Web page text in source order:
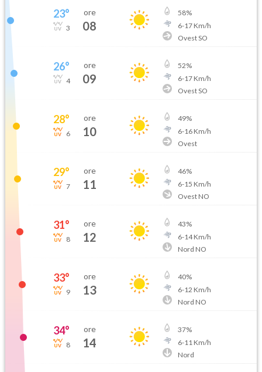
23°
3
ore
08
58%
6-17Km/h
Ovest SO
26°
4
ore
09
52%
6-17Km/h
Ovest SO
28°
6
ore
10
49%
6-16Km/h
Ovest
29°
7
ore
11
46%
6-15 Km/h
Ovest NO
31°
8
ore
12
43%
6-14Km/h
Nord NO
33°
9
ore
13
40%
6-12 Km/h
Nord NO
34°
8
ore
14
37%
6-11 Km/h
Nord